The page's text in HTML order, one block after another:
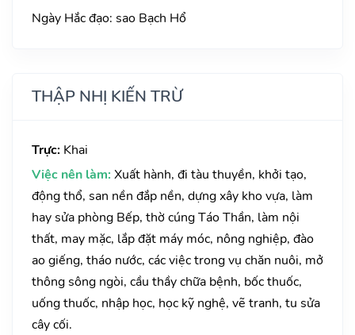
Ngày Hắc đạo: sao Bạch Hổ
THẬP NHỊ KIẾN TRỪ
Trực: Khai
Việc nên làm: Xuất hành, đi tàu thuyền, khởi tạo,
động thổ, san nền đắp nền, dựng xây kho vựa, làm
hay sửa phòng Bếp, thờ cúng Táo Thần, làm nội
thất, may mặc, lắp đặt máy móc, nông nghiệp, đào
ao giếng, tháo nước, các việc trong vụ chăn nuôi, mở
thông sông ngòi, cầu thầy chữa bệnh, bốc thuốc,
uống thuốc, nhập học, học kỹ nghệ, vẽ tranh, tu sửa
cây cối.